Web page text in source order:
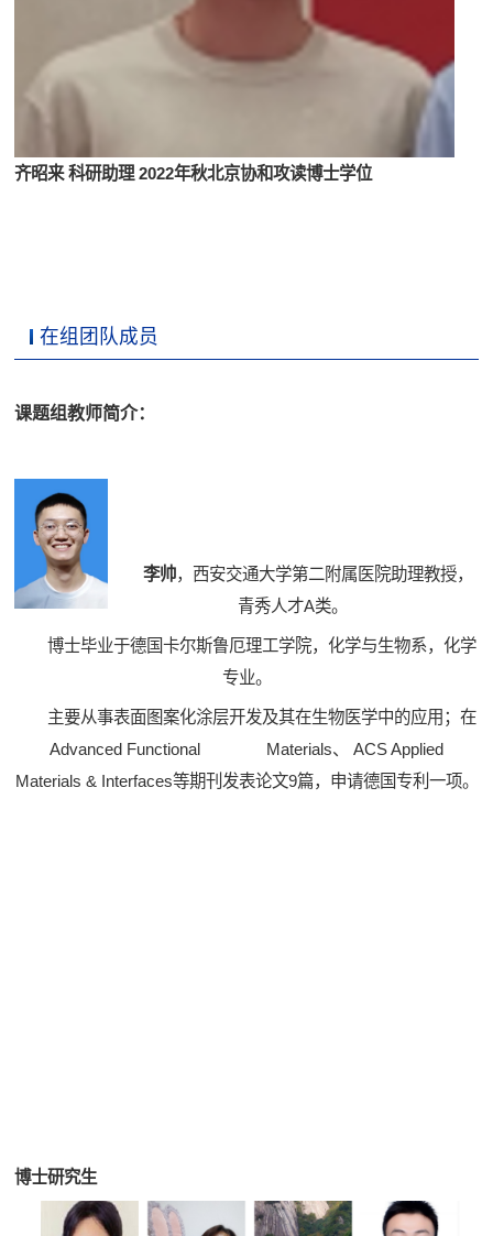
齐昭来 科研助理 2022年秋北京协和攻读博士学位
在组团队成员
课题组教师简介：
李帅，西安交通大学第二附属医院助理教授，
青秀人才A类。
博士毕业于德国卡尔斯鲁厄理工学院，化学与生物系，化学
专业。
主要从事表面图案化涂层开发及其在生物医学中的应用；在
Advanced Functional Materials、 ACS Applied
Materials & Interfaces等期刊发表论文9篇，申请德国专利一项。
博士研究生